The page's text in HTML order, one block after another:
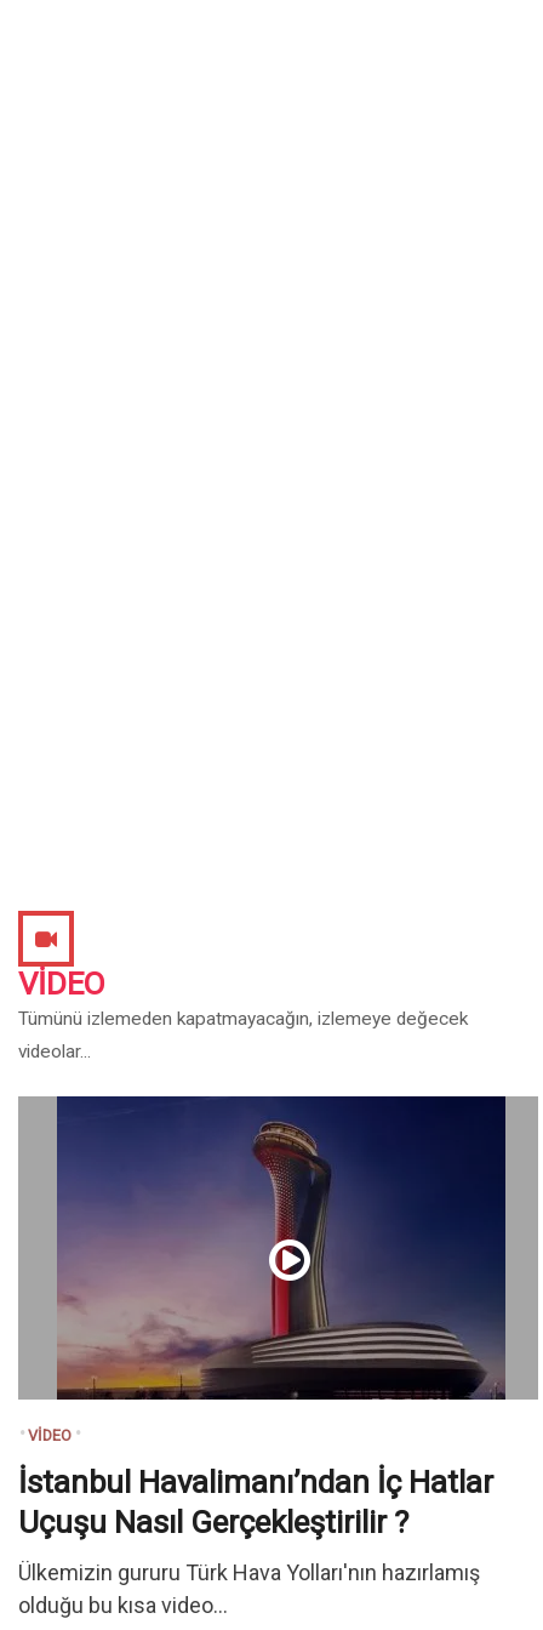
VIDEO
Tümünü izlemeden kapatmayacağın, izlemeye değecek
videolar...
VIDEO
İstanbul Havalimanı’ndan İç Hatlar
Uçuşu Nasıl Gerçekleştirilir ?
Ülkemizin gururu Türk Hava Yolları'nın hazırlamış
olduğu bu kısa video...